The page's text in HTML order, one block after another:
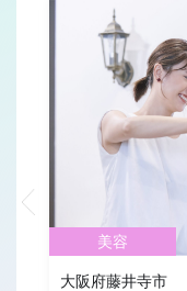
美容
大阪府藤井寺市